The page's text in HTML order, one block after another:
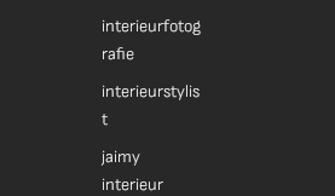
interieurfotog
rafie
interieurstylis
t
jaimy
interieur